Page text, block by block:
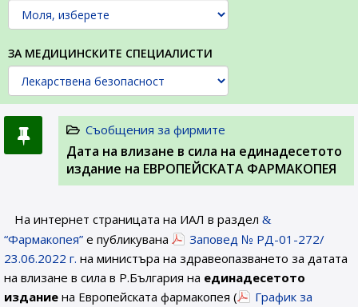
ЗА МЕДИЦИНСКИТЕ СПЕЦИАЛИСТИ
Съобщения за фирмите
Датa на влизане в сила на единадесетото
издание на ЕВРОПЕЙСКАТА ФАРМАКОПЕЯ
На интернет страницата на ИАЛ в раздел
“Фармакопея” е публикувана
Заповед № РД-01-272/
23.06.2022 г. на министъра на здравеопазването за датата
на влизане в сила в Р.България на единадесетото
издание на Европейската фармакопея (
График за